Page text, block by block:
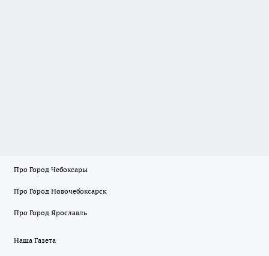
Про Город Чебоксары
Про Город Новочебоксарск
Про Город Ярославль
Наша Газета